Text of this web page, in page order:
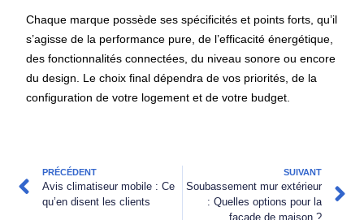
Chaque marque possède ses spécificités et points forts, qu’il
s’agisse de la performance pure, de l’efficacité énergétique,
des fonctionnalités connectées, du niveau sonore ou encore
du design. Le choix final dépendra de vos priorités, de la
configuration de votre logement et de votre budget.
PRÉCÉDENT
Avis climatiseur mobile : Ce
qu’en disent les clients
SUIVANT
Soubassement mur extérieur
: Quelles options pour la
façade de maison ?